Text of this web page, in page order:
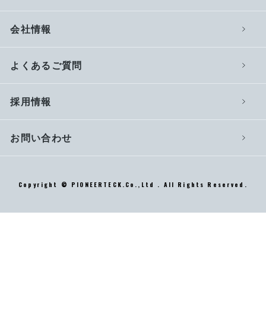
会社情報
よくあるご質問
採用情報
お問い合わせ
Copyright © PIONEERTECK.Co.,Ltd . All Rights Reserved.